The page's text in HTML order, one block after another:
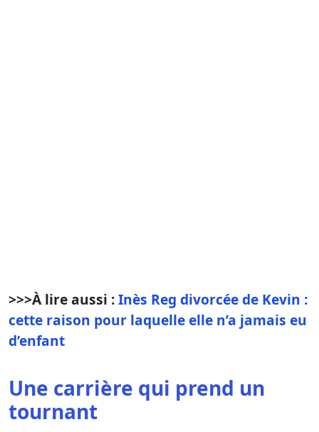
>>>À lire aussi :Inès Reg divorcée de Kevin :
cette raison pour laquelle elle n’a jamais eu
d’enfant
Une carrière qui prend un
tournant